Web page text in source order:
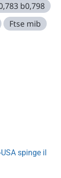
b0,798
Ftse mib
spinge il